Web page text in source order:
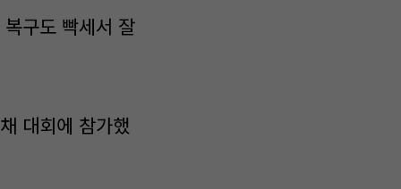
구도 빡세서 잘
대회에 참가했